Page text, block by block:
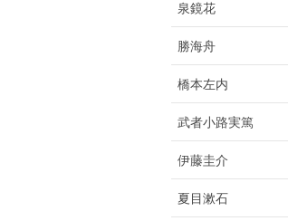
泉鏡花
勝海舟
橋本左内
武者小路実篤
伊藤圭介
夏目漱石